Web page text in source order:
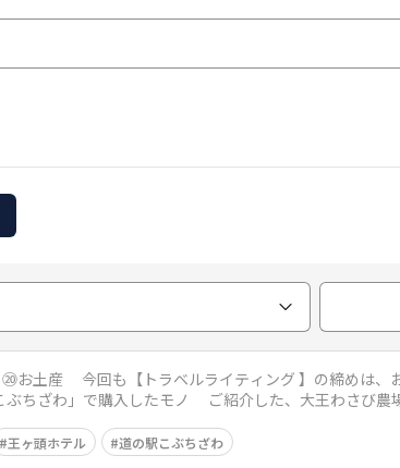
めは、お土産
ご紹介した、大王わさび農場や諏
王ヶ頭ホテル 道の駅こぶちざわ